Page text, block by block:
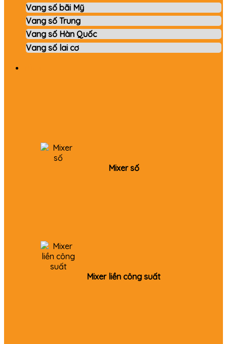
Vang số bãi Mỹ
Vang số Trung
Vang số Hàn Quốc
Vang số lai cơ
Mixer số
Mixer liền công suất